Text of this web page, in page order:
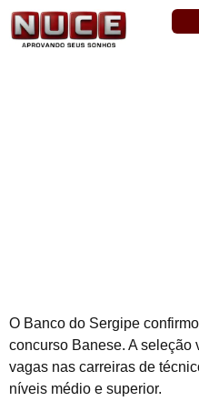
O Banco do Sergipe
concurso Banese. A seleção
vagas nas carreiras de
níveis médio e superior.